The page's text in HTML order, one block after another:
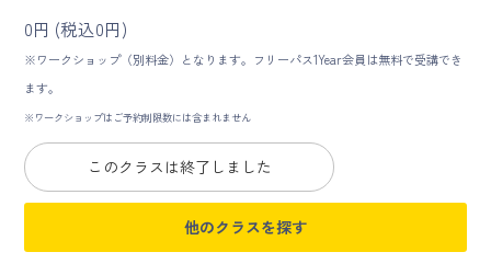
会員規約について
クラス参加にあたっての同意書
特定商取引にかかわる表示
プライバシーポリシー
0円 (税込0円)
※ワークショップ（別料金）となります。フリーパス1Year会員は無料で受講でき
ます。
※ワークショップはご予約制限数には含まれません
このクラスは終了しました
他のクラスを探す